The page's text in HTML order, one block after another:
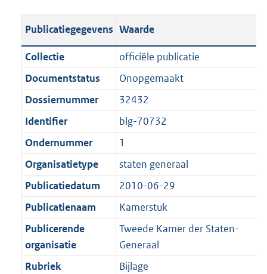
l
c
t
i
e
n
f
o
r
m
a
a
t
o
t
:
4
,
M
b
a
n
d
s
r
o
t
t
e
:
1
K
b
a
n
d
g
r
o
t
t
e
:
K
Publicatiegegevens Waarde
Collectie
officiële publicatie
Documentstatus
Onopgemaakt
Dossiernummer
32432
Identifier
blg-70732
Ondernummer
1
Organisatietype
staten generaal
Publicatiedatum
2010-06-29
Publicatienaam
Kamerstuk
Publicerende
organisatie
Tweede Kamer der Staten-
Generaal
Rubriek
Bijlage